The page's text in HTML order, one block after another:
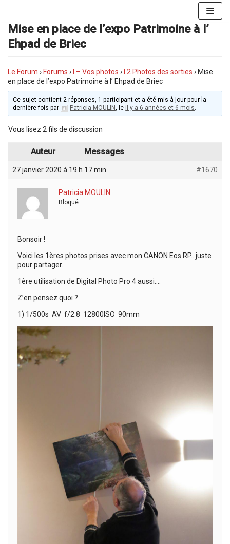
au
contenu
Mise en place de l’expo Patrimoine à l’
Ehpad de Briec
Le Forum › Forums › I – Vos photos › I.2 Photos des sorties › Mise
en place de l’expo Patrimoine à l’ Ehpad de Briec
Ce sujet contient 2 réponses, 1 participant et a été mis à jour pour la
dernière fois par
Patricia MOULIN, le il y a 6 années et 6 mois.
Vous lisez 2 fils de discussion
Auteur Messages
27 janvier 2020 à 19 h 17 min #1670
Patricia MOULIN
Bloqué
Bonsoir !
Voici les 1ères photos prises avec mon CANON Eos RP…juste
pour partager.
1ère utilisation de Digital Photo Pro 4 aussi….
Z’en pensez quoi ?
1) 1/500s AV f/2.8 12800ISO 90mm